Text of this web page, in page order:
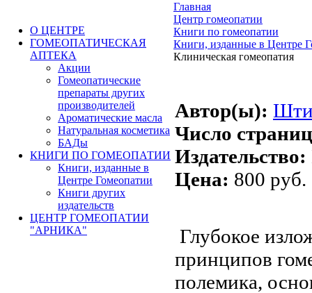
О ЦЕНТРЕ
ГОМЕОПАТИЧЕСКАЯ
АПТЕКА
Акции
Гомеопатические
препараты других
производителей
Ароматические масла
Натуральная косметика
БАДы
КНИГИ ПО ГОМЕОПАТИИ
Книги, изданные в
Центре Гомеопатии
Книги других
издательств
ЦЕНТР ГОМЕОПАТИИ
"АРНИКА"
Главная
Центр гомеопатии
Книги по гомеопатии
Книги, изданные в Центре
Клиническая гомеопатия
Автор(ы):
Число
Издательство:
Цена: 800 руб.
Глубокое
принципов
полемика,